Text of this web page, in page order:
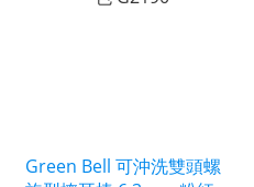
Green Bell 可沖洗雙頭螺